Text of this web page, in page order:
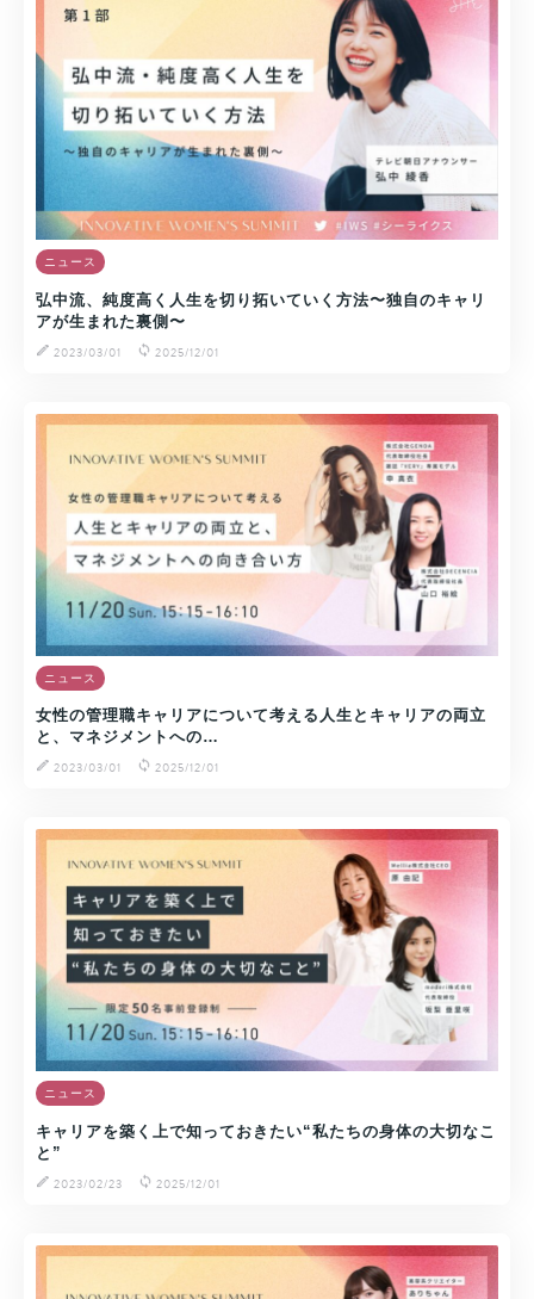
ニュース
弘中流、純度高く人生を切り拓いていく方法〜独自のキャリ
アが生まれた裏側〜
2023/03/01
2025/12/01
ニュース
女性の管理職キャリアについて考える人生とキャリアの両立
と、マネジメントへの…
2023/03/01
2025/12/01
ニュース
キャリアを築く上で知っておきたい“私たちの身体の大切なこ
と”
2023/02/23
2025/12/01